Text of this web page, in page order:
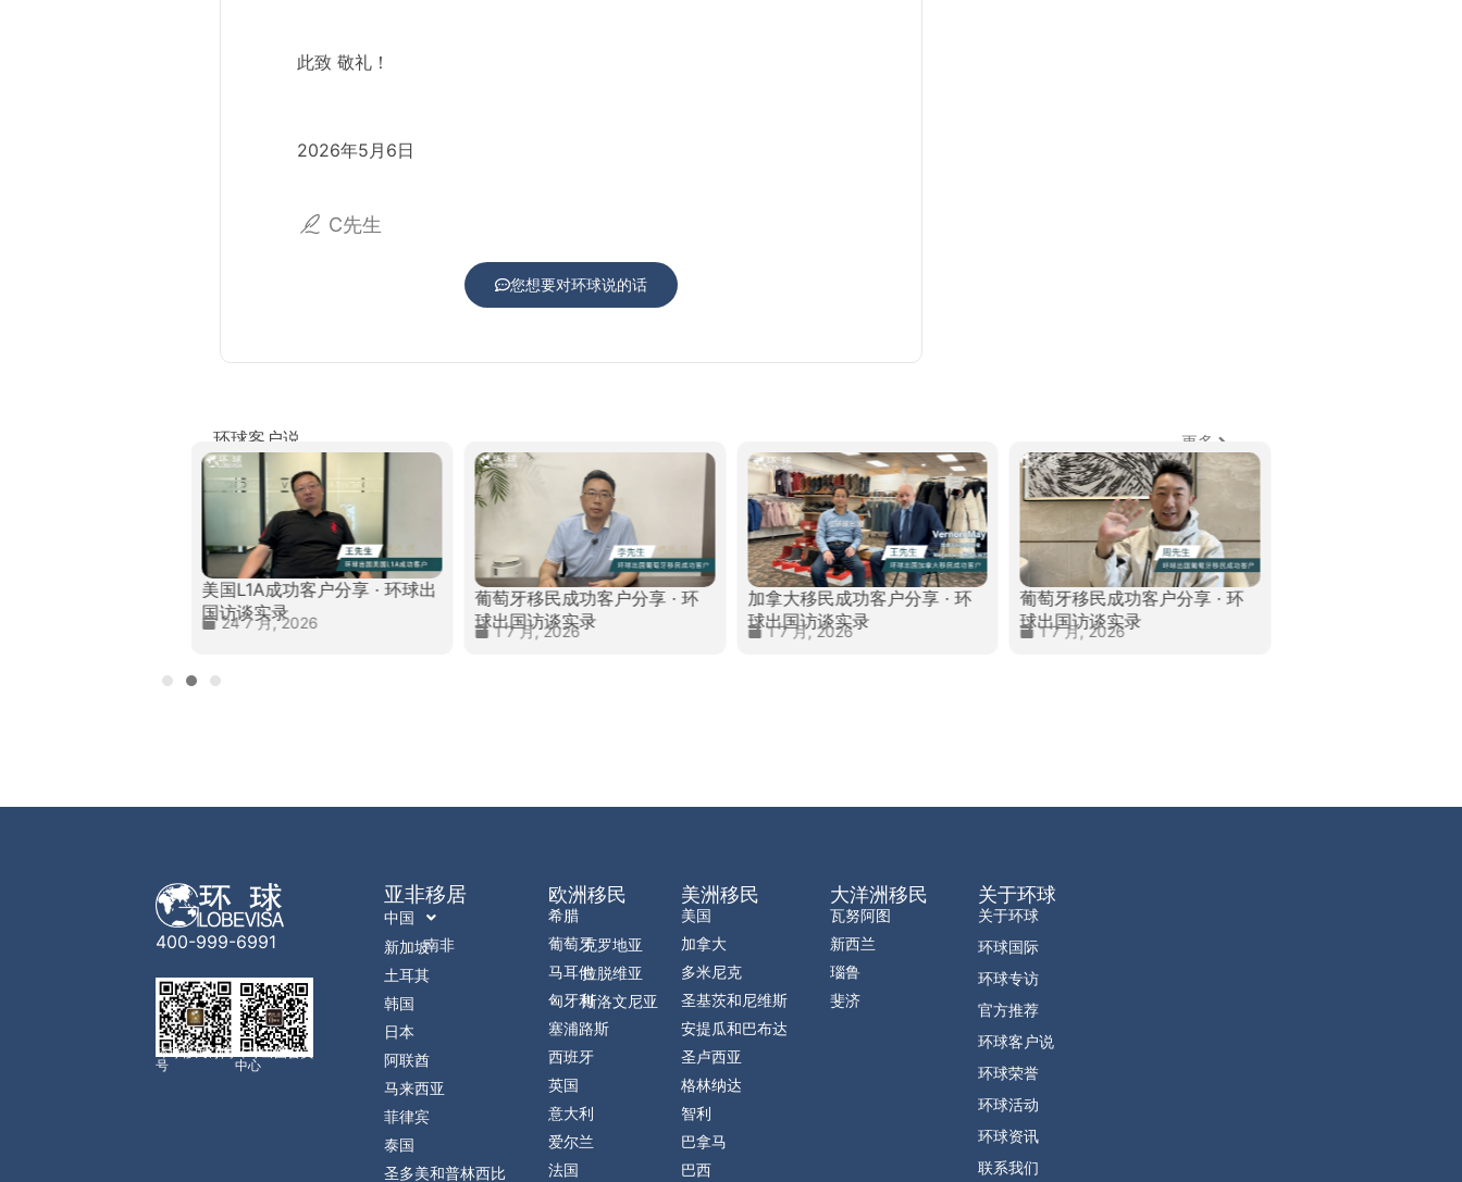
此致 敬礼！
2026年5月6日
C先生
您想要对环球说的话
环球客户说 更多
美国L1A成功客户分享 · 环球出
国访谈实录
24 7 月, 2026
葡萄牙移民成功客户分享 · 环
球出国访谈实录
1 7 月, 2026
加拿大移民成功客户分享 · 环
球出国访谈实录
1 7 月, 2026
葡萄牙移民成功客户分享 · 环
球出国访谈实录
1 7 月, 2026
400-999-6991
环球移民订阅
号
环球出国会员
中心
亚非移居
中国
新加坡
土耳其
韩国
日本
阿联酋
马来西亚
菲律宾
泰国
圣多美和普林西比
南非
欧洲移民
希腊
葡萄牙
马耳他
匈牙利
塞浦路斯
西班牙
英国
意大利
爱尔兰
法国
克罗地亚
拉脱维亚
斯洛文尼亚
美洲移民
美国
加拿大
多米尼克
圣基茨和尼维斯
安提瓜和巴布达
圣卢西亚
格林纳达
智利
巴拿马
巴西
大洋洲移民
瓦努阿图
新西兰
瑙鲁
斐济
关于环球
关于环球
环球国际
环球专访
官方推荐
环球客户说
环球荣誉
环球活动
环球资讯
联系我们